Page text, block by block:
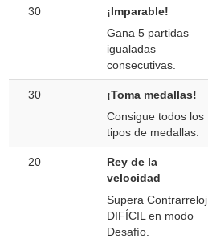
30
¡Imparable!
Gana 5 partidas
igualadas
consecutivas.
30
¡Toma medallas!
Consigue todos los
tipos de medallas.
20
Rey de la
velocidad
Supera Contrarreloj
DIFÍCIL en modo
Desafío.